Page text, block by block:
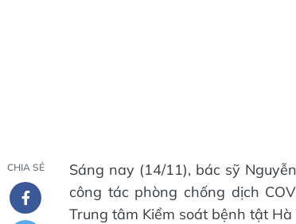
CHIA SẺ
Sáng nay (14/11), bác sỹ
công tác phòng chống dịch
Trung tâm Kiểm soát bệnh tật Hà